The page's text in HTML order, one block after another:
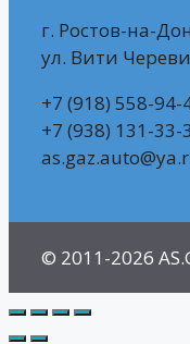
г. Ростов-на-
ул. Вити
+7 (918) 558-
+7 (938) 131-
© 2011-2026